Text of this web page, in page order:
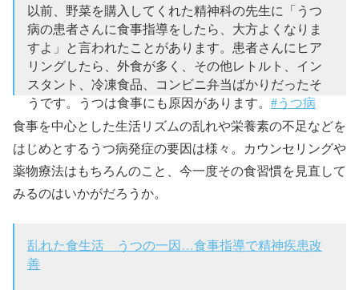
以前、野菜を購入してくれた精神科の先生に「うつ
病の患者さんに食事指導をしたら、大方よくなりま
すよ」と言われたことがあります。患者さんにヒア
リングしたら、外食が多く、その他レトルト、イン
スタント、冷凍食品、コンビニ弁当ばかりだったそ
うです。うつは食事にも原因があります。 #うつ病
— 二宮オーガニック (@kokoscorpio7)May 8, 2016
食事を中心とした生活リズムの乱れや栄養素の不足などを
はじめとするうつ病発症の要因は様々。カウンセリングや
薬物療法はもちろんのこと、今一度その食習慣を見直して
みるのはいかがだろうか。
乱れた食生活 うつの一因…食事指導で精神疾患改
善